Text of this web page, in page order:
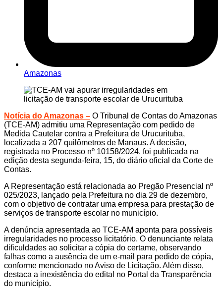
Amazonas
Notícia do Amazonas – O Tribunal de Contas do Amazonas
(TCE-AM) admitiu uma Representação com pedido de
Medida Cautelar contra a Prefeitura de Urucurituba,
localizada a 207 quilômetros de Manaus. A decisão,
registrada no Processo nº 10158/2024, foi publicada na
edição desta segunda-feira, 15, do diário oficial da Corte de
Contas.
A Representação está relacionada ao Pregão Presencial nº
025/2023, lançado pela Prefeitura no dia 29 de dezembro,
com o objetivo de contratar uma empresa para prestação de
serviços de transporte escolar no município.
A denúncia apresentada ao TCE-AM aponta para possíveis
irregularidades no processo licitatório. O denunciante relata
dificuldades ao solicitar a cópia do certame, observando
falhas como a ausência de um e-mail para pedido de cópia,
conforme mencionado no Aviso de Licitação. Além disso,
destaca a inexistência do edital no Portal da Transparência
do município.